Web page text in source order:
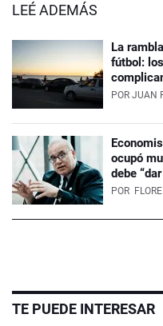
LEÉ ADEMÁS
La
fútbol:
POR JUAN
ocupó
debe
POR
TE PUEDE INTERESAR